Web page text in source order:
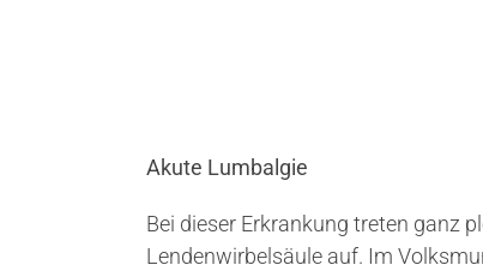
Akute Lumbalgie
Bei dieser Erkrankung treten ganz
Lendenwirbelsäule auf. Im